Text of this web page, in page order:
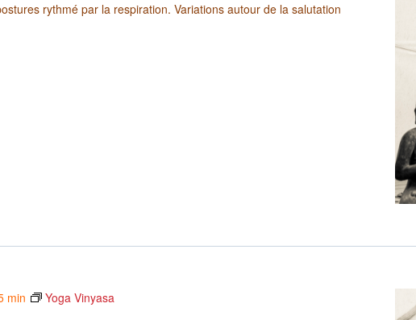
rythmé par la respiration. Variations autour de la salutation
min Yoga Vinyasa